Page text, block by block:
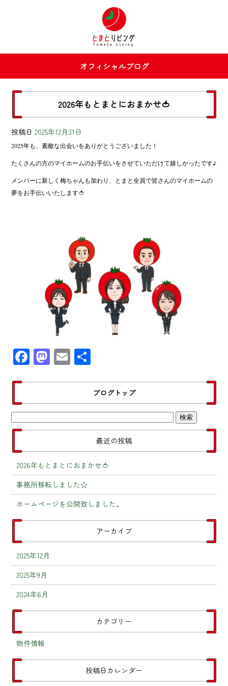
オフィシャルブログ
2026年もとまとにおまかせ🍅
投稿日 2025年12月31日
2025年も、素敵な出会いをありがとうございました！
たくさんの方のマイホームのお手伝いをさせていただけて嬉しかったです♪
メンバーに新しく梅ちゃんも加わり、とまと全員で皆さんのマイホームの
夢をお手伝いいたします🍅
F
ac
e
b
o
ok
M
as
to
d
o
n
E
m
ail ブログトップ
最近の投稿
2026年もとまとにおまかせ🍅
事務所移転しました☆
ホームページを公開致しました。
アーカイブ
2025年12月
2025年9月
2024年6月
カテゴリー
物件情報
投稿日カレンダー